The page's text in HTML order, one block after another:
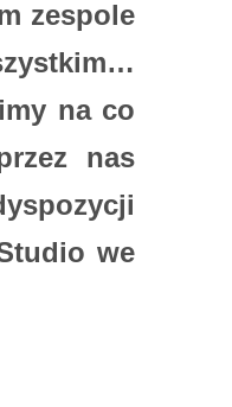
zespole
na co
nas
we